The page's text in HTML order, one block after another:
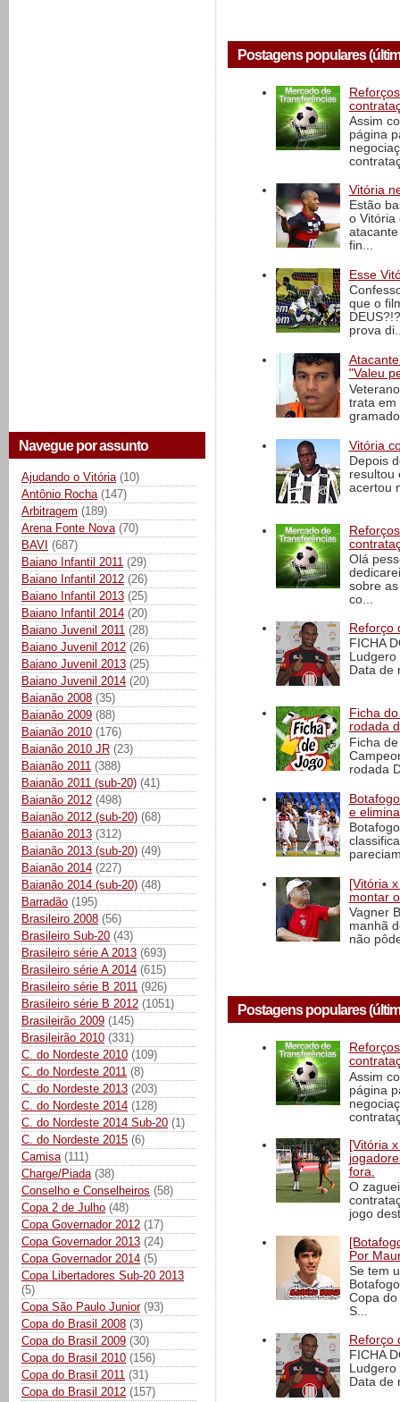
Navegue por assunto
Ajudando o Vitória (10)
Antônio Rocha (147)
Arbitragem (189)
Arena Fonte Nova (70)
BAVI (687)
Baiano Infantil 2011 (29)
Baiano Infantil 2012 (26)
Baiano Infantil 2013 (25)
Baiano Infantil 2014 (20)
Baiano Juvenil 2011 (28)
Baiano Juvenil 2012 (26)
Baiano Juvenil 2013 (25)
Baiano Juvenil 2014 (20)
Baianão 2008 (35)
Baianão 2009 (88)
Baianão 2010 (176)
Baianão 2010 JR (23)
Baianão 2011 (388)
Baianão 2011 (sub-20) (41)
Baianão 2012 (498)
Baianão 2012 (sub-20) (68)
Baianão 2013 (312)
Baianão 2013 (sub-20) (49)
Baianão 2014 (227)
Baianão 2014 (sub-20) (48)
Barradão (195)
Brasileiro 2008 (56)
Brasileiro Sub-20 (43)
Brasileiro série A 2013 (693)
Brasileiro série A 2014 (615)
Brasileiro série B 2011 (926)
Brasileiro série B 2012 (1051)
Brasileirão 2009 (145)
Brasileirão 2010 (331)
C. do Nordeste 2010 (109)
C. do Nordeste 2011 (8)
C. do Nordeste 2013 (203)
C. do Nordeste 2014 (128)
C. do Nordeste 2014 Sub-20 (1)
C. do Nordeste 2015 (6)
Camisa (111)
Charge/Piada (38)
Conselho e Conselheiros (58)
Copa 2 de Julho (48)
Copa Governador 2012 (17)
Copa Governador 2013 (24)
Copa Governador 2014 (5)
Copa Libertadores Sub-20 2013
(5)
Copa São Paulo Junior (93)
Copa do Brasil 2008 (3)
Copa do Brasil 2009 (30)
Copa do Brasil 2010 (156)
Copa do Brasil 2011 (31)
Copa do Brasil 2012 (157)
Postagens populares
Assim
página
Vitória
Estão
o Vitória
fin...
Esse
que o
prova
"Valeu
trata em
Vitória
Depois
resultou
acertou
Olá
sobre
co...
Reforço
FICHA
Data de
Ficha
rodada
Ficha
rodada
e
[Vitória
montar
Vagner
manhã
não
Postagens populares
Assim
página
[Vitória
fora.
O
jogo
Por
Se tem
Copa
S...
Reforço
FICHA
Data de